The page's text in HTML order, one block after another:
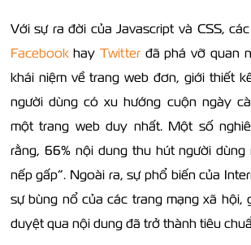
Với sự ra đời của Javascript và CSS,
FacebookhayTwitter đã phá vỡ quan
khái niệm về trang web đơn, giới thiết
người dùng có xu hướng cuộn ngày
một trang web duy nhất. Một số
rằng, 66% nội dung thu hút người dùng
nếp gấp”. Ngoài ra, sự phổ biến của
sự bùng nổ của các trang mạng xã hội,
duyệt qua nội dung đã trở thành tiêu